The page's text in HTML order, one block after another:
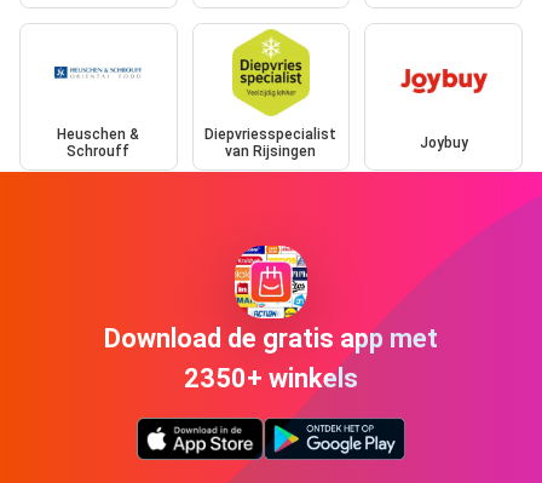
Heuschen &
Schrouff
Diepvriesspecialist
van Rijsingen
Joybuy
Download de gratis app met
2350+ winkels